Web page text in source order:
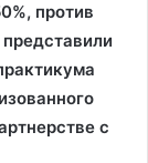
против
с